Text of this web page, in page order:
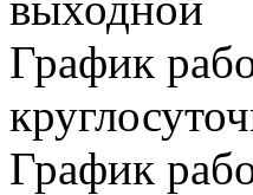
График
График